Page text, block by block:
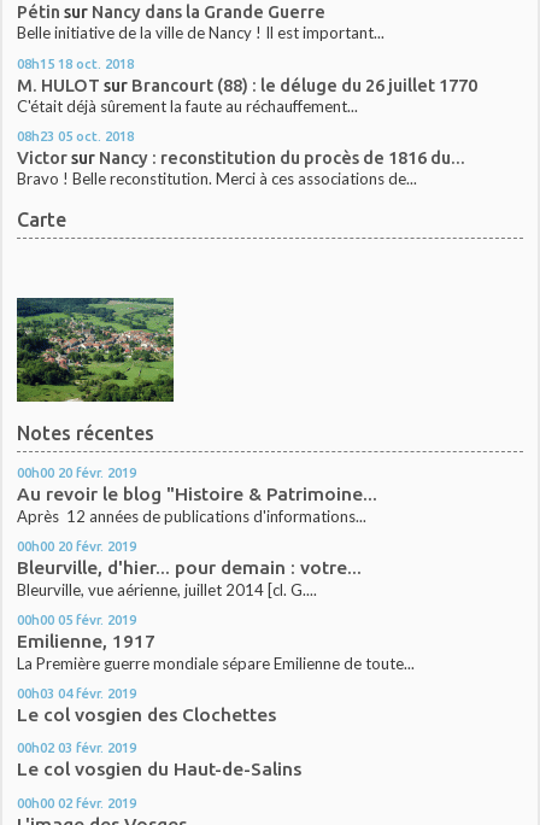
Pétin sur Nancy dans la Grande Guerre
Belle initiative de la ville de Nancy ! Il est important...
08h15 18 oct. 2018
M. HULOT sur Brancourt (88) : le déluge du 26 juillet 1770
C'était déjà sûrement la faute au réchauffement...
08h23 05 oct. 2018
Victorsur Nancy : reconstitution du procès de 1816 du...
Bravo ! Belle reconstitution. Merci à ces associations de...
Carte
Notes récentes
00h00 20 févr. 2019
Au revoir le blog "Histoire & Patrimoine...
Après 12 années de publications d'informations...
00h00 20 févr. 2019
Bleurville, d'hier... pour demain : votre...
Bleurville, vue aérienne, juillet 2014 [cl. G....
00h00 05 févr. 2019
Emilienne, 1917
La Première guerre mondiale sépare Emilienne de toute...
00h03 04 févr. 2019
Le col vosgien des Clochettes
00h02 03 févr. 2019
Le col vosgien du Haut-de-Salins
00h00 02 févr. 2019